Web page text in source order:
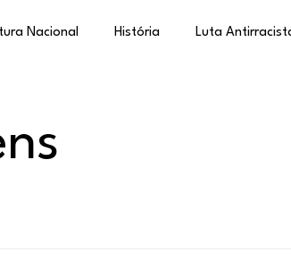
Nacional História Luta